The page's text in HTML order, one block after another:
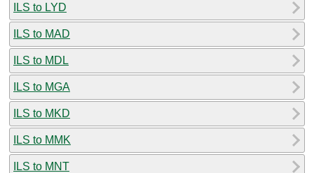
ILS to LYD
ILS to MAD
ILS to MDL
ILS to MGA
ILS to MKD
ILS to MMK
ILS to MNT